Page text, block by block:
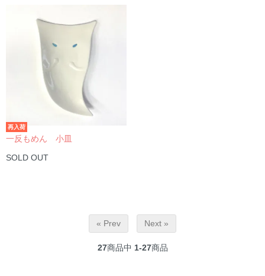
再入荷
一反もめん 小皿
SOLD OUT
« Prev Next »
27商品中 1-27商品